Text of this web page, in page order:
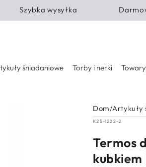
Szybka wysyłka
śniadaniowe Torby i nerki
Dom/Artykuły
K25-1222-2
Termos
kubkiem